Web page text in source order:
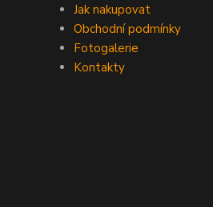
Jak nakupovat
Obchodní podmínky
Fotogalerie
Kontakty